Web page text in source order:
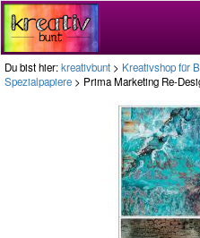
Du bist hier:kreativbunt > Kreativshop für
Spezialpapiere > Prima Marketing Re-